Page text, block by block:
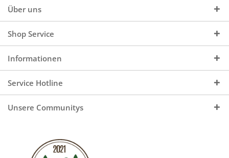
Über uns
Shop Service
Informationen
Service Hotline
Unsere Communitys